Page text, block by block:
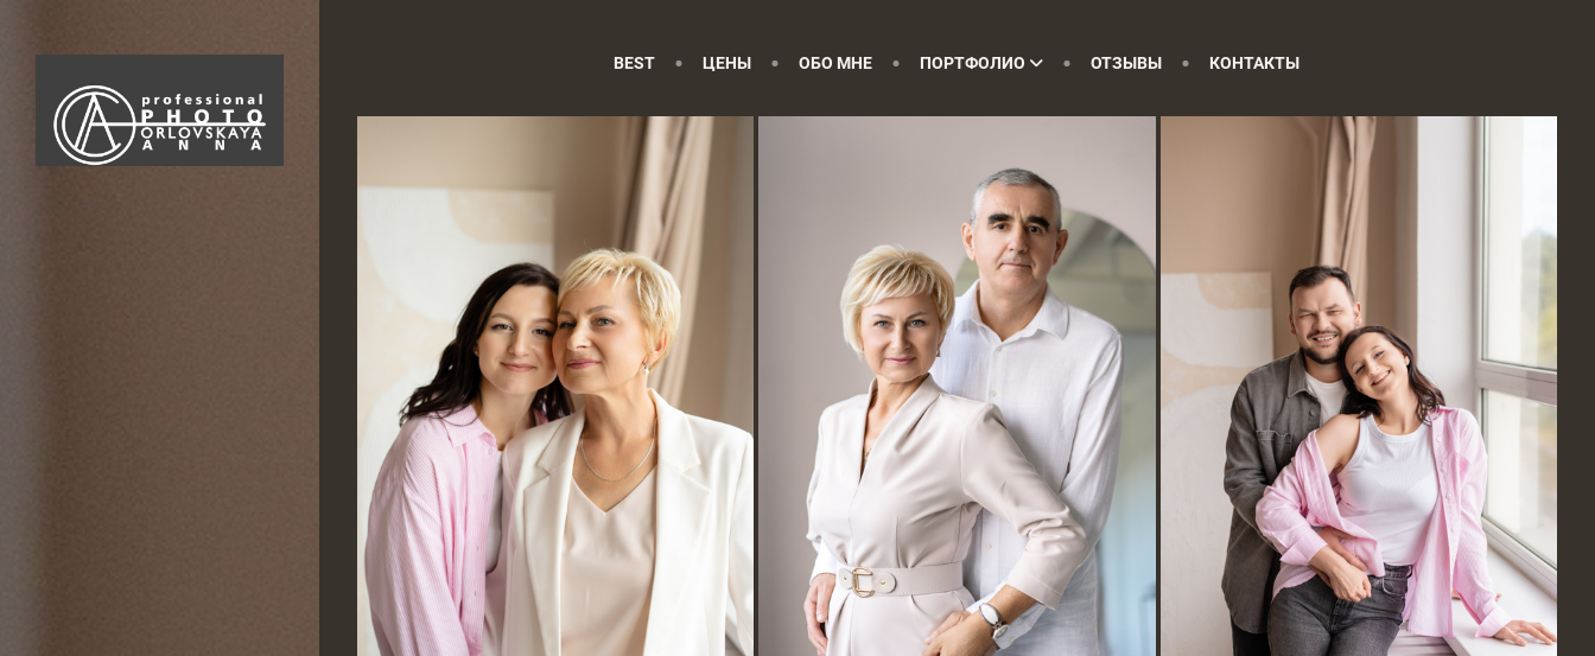
BEST ЦЕНЫ ОБО МНЕ ПОРТФОЛИО ОТЗЫВЫ КОНТАКТЫ